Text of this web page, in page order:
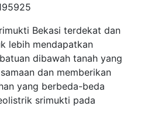
Bekasi terdekat dan
lebih mendapatkan
dibawah tanah yang
dan memberikan
yang berbeda-beda
srimukti pada